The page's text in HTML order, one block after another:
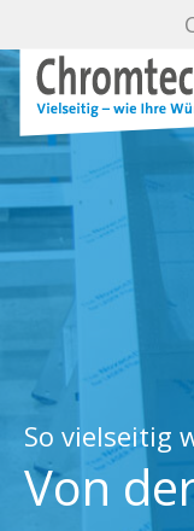
So vielseitig
Von